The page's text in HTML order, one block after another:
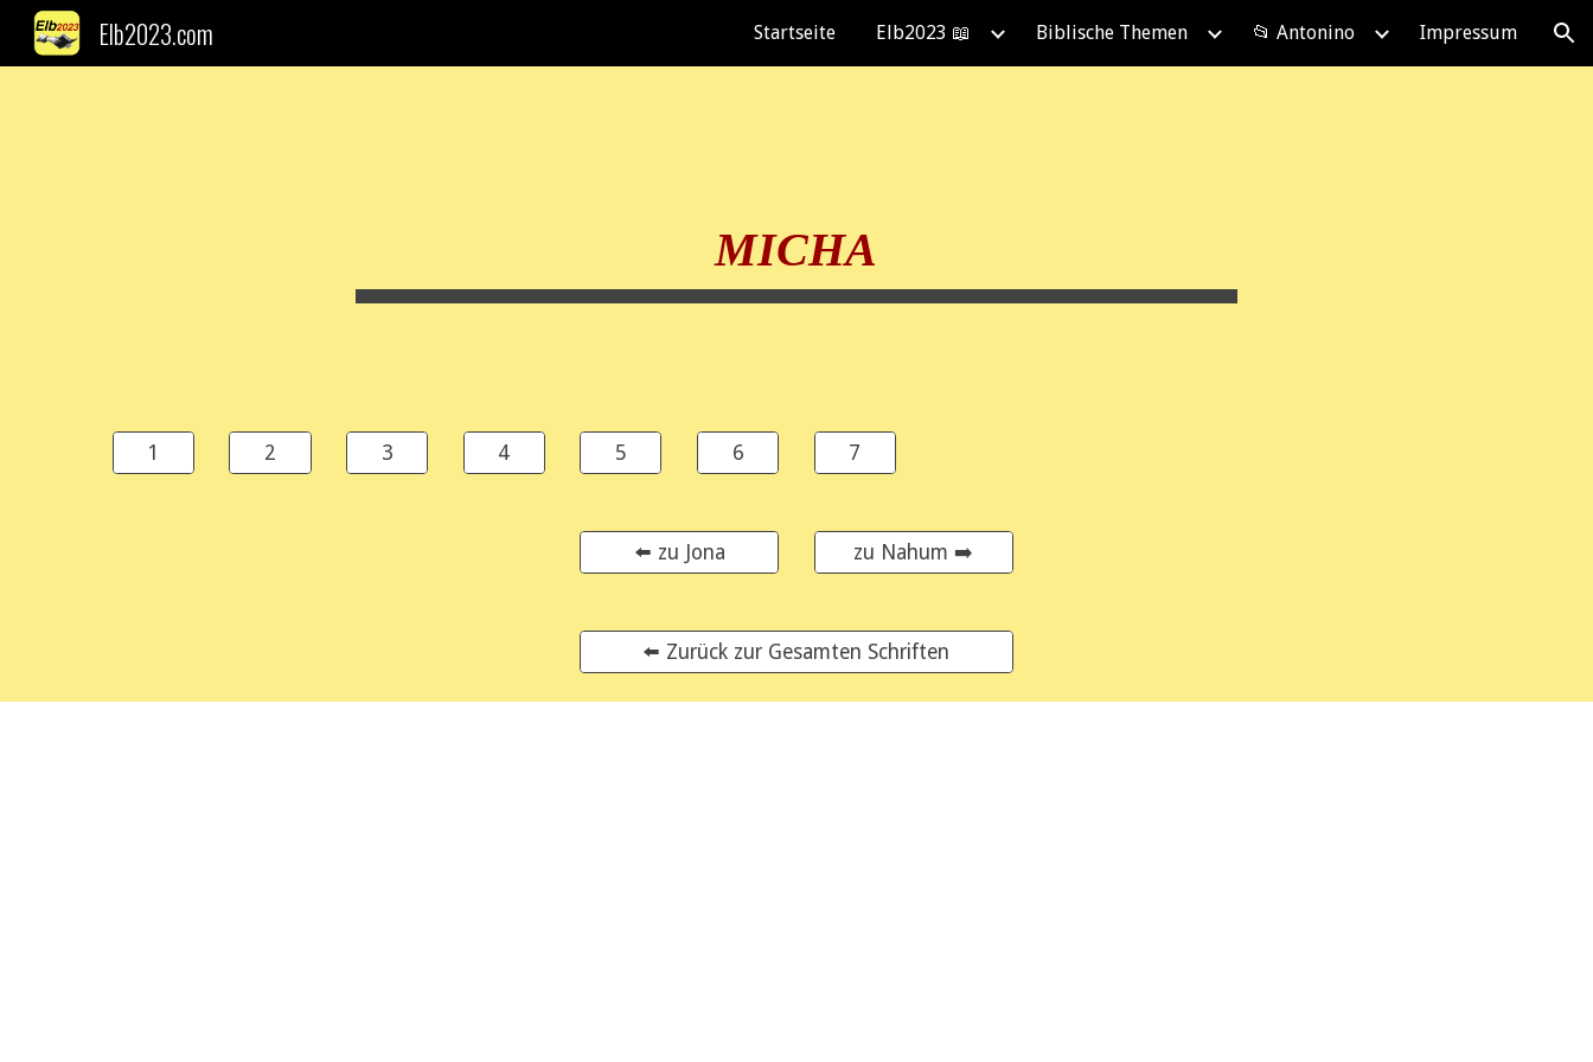
Skip to navigation
Elb2023.com Startseite Elb2023 📖 Biblische Themen 📂 Antonino Impressum
MICHA
1 2 3 4 5 6 7
⬅️ zu Jona zu Nahum ➡️
⬅️ Zurück zur Gesamten Schriften